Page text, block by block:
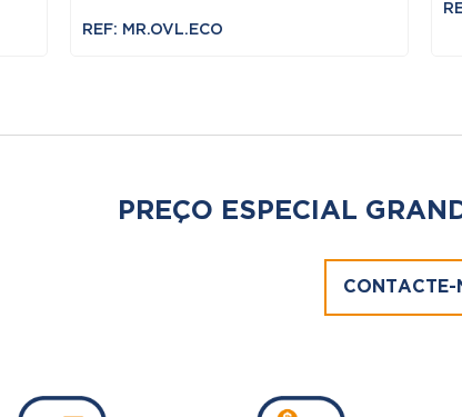
REF: MR.OVL.ECO
PREÇO ESPECIAL
CONTACTE-